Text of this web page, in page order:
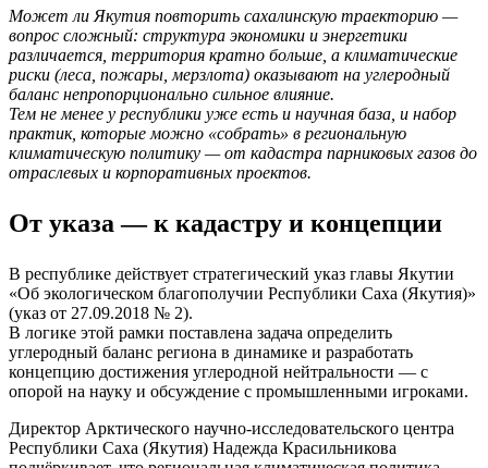
Может ли Якутия повторить сахалинскую траекторию —
вопрос сложный: структура экономики и энергетики
различается, территория кратно больше, а климатические
риски (леса, пожары, мерзлота) оказывают на углеродный
баланс непропорционально сильное влияние.
Тем не менее у республики уже есть и научная база, и набор
практик, которые можно «собрать» в региональную
климатическую политику — от кадастра парниковых газов до
отраслевых и корпоративных проектов.
От указа — к кадастру и концепции
В республике действует стратегический указ главы Якутии
«Об экологическом благополучии Республики Саха (Якутия)»
(указ от 27.09.2018 № 2).
В логике этой рамки поставлена задача определить
углеродный баланс региона в динамике и разработать
концепцию достижения углеродной нейтральности — с
опорой на науку и обсуждение с промышленными игроками.
Директор Арктического научно-исследовательского центра
Республики Саха (Якутия) Надежда Красильникова